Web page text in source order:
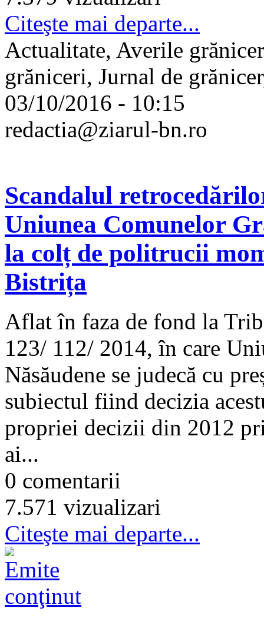
Citeşte mai departe...
Actualitate, Averile
grăniceri, Jurnal de
03/10/2016 - 10:15
redactia@ziarul-bn.ro
Scandalul
Uniunea Comunelor
la colț de politrucii
Bistrița
Aflat în faza de fond la
123/ 112/ 2014, în care
Năsăudene se judecă cu
subiectul fiind decizia
propriei decizii din 2012
ai...
0 comentarii
7.571 vizualizari
Citeşte mai departe...